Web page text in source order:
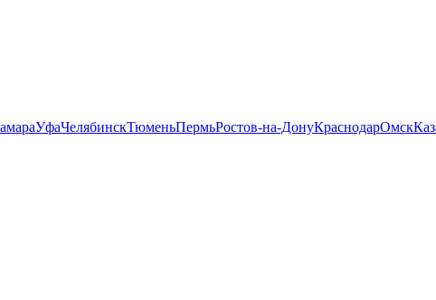
УфаЧелябинскТюменьПермьРостов-на-ДонуКраснодарОмск